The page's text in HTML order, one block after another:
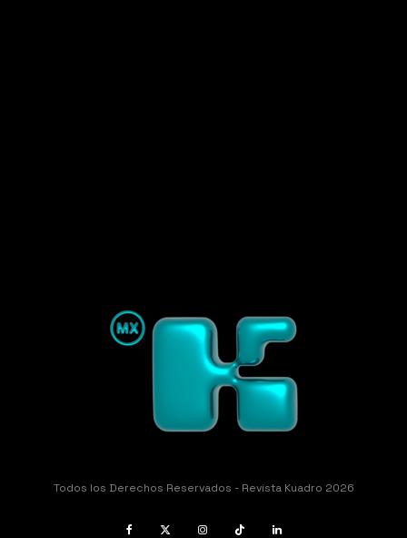
Todos los Derechos Reservados - Revista Kuadro 2026